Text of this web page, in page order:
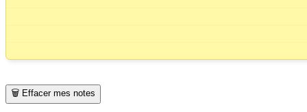
🗑️ Effacer mes notes